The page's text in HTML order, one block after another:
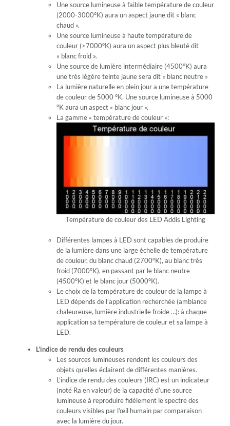
Une source lumineuse à faible température de couleur
(2000-3000°K) aura un aspect jaune dit « blanc
chaud ».
Une source lumineuse à haute température de
couleur (>7000°K) aura un aspect plus bleuté dit
« blanc froid ».
Une source de lumière intermédiaire (4500°K) aura
une très légère teinte jaune sera dit « blanc neutre »
La lumière naturelle en plein jour a une température
de couleur de 5000 °K. Une source lumineuse à 5000
°K aura un aspect « blanc jour ».
La gamme « température de couleur »:
Température de couleur des LED Addis Lighting
Différentes lampes à LED sont capables de produire
de la lumière dans une large échelle de température
de couleur, du blanc chaud (2700°K), au blanc très
froid (7000°K), en passant par le blanc neutre
(4500°K) et le blanc jour (5000°K).
Le choix de la température de couleur de la lampe à
LED dépends de l’application recherchée (ambiance
chaleureuse, lumière industrielle froide …): à chaque
application sa température de couleur et sa lampe à
LED.
L’indice de rendu des couleurs
Les sources lumineuses rendent les couleurs des
objets qu’elles éclairent de différentes manières.
L’indice de rendu des couleurs (IRC) est un indicateur
(noté Ra en valeur) de la capacité d’une source
lumineuse à reproduire fidèlement le spectre des
couleurs visibles par l’œil humain par comparaison
avec la lumière du jour.